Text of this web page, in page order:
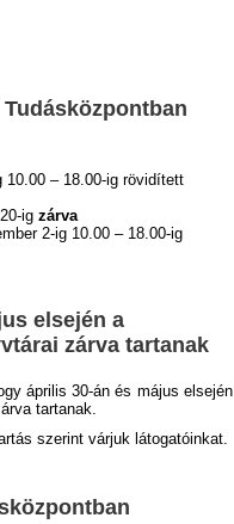
10.00 – 18.00-ig rövidített
ig zárva
2-ig 10.00 – 18.00-ig
elsején a
zárva tartanak
április 30-án és május elsején
tartanak.
szerint várjuk látogatóinkat.